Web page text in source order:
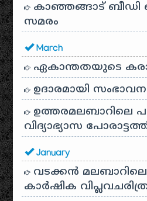
കാഞ്ഞങ്ങാട് ബീഡി
സമരം
March
ഏകാന്തതയുടെ
ഉദാരമായി
ഉത്തരമലബാറിലെ
വിദ്യാഭ്യാസ
January
വടക്കൻ മലബാറിലെ
കാർഷിക